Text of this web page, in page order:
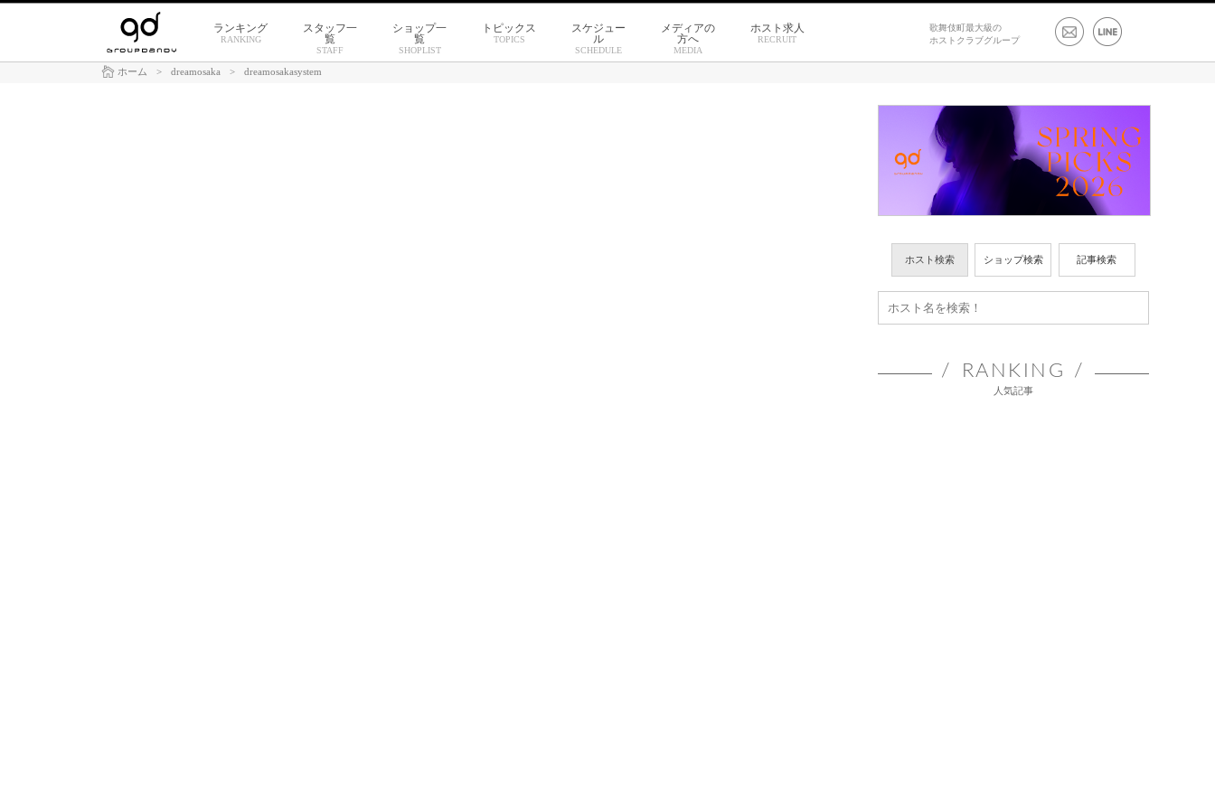
ランキング
RANKING
スタッフ一
覧
STAFF
ショップ一
覧
SHOPLIST
トピックス
TOPICS
スケジュー
ル
SCHEDULE
メディアの
方へ
MEDIA
ホスト求人
RECRUIT
歌舞伎町最大級の
ホストクラブグループ
ホーム > dreamosaka > dreamosakasystem
ホスト検索 ショップ検索 記事検索
RANKING
人気記事